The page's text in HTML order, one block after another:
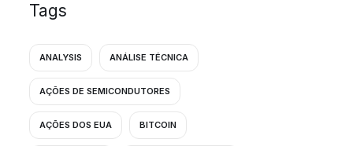
Tags
ANALYSIS ANÁLISE TÉCNICA
AÇÕES DE SEMICONDUTORES
AÇÕES DOS EUA BITCOIN